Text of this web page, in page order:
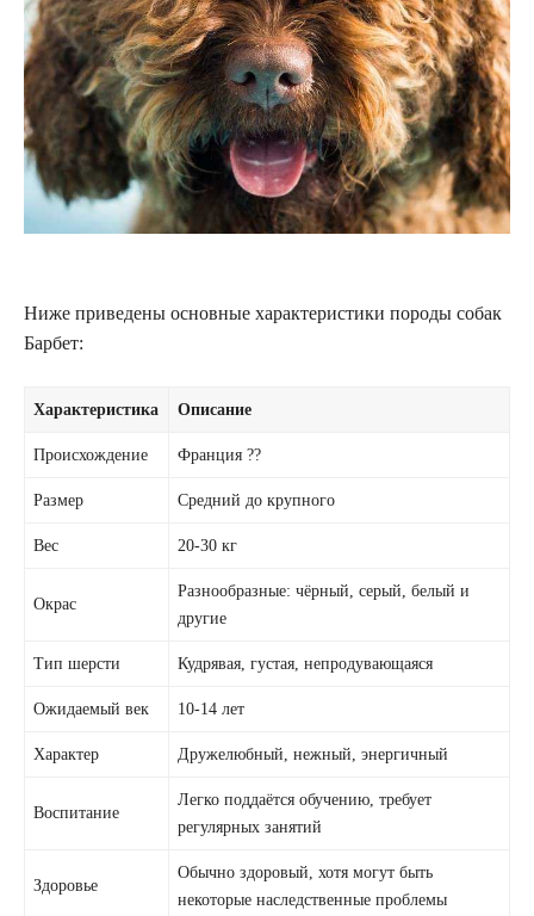
Ниже приведены основные характеристики породы собак
Барбет:
Характеристика Описание
Происхождение Франция ??
Размер Средний до крупного
Вес 20-30 кг
Окрас
Разнообразные: чёрный, серый, белый и
другие
Тип шерсти Кудрявая, густая, непродувающаяся
Ожидаемый век 10-14 лет
Характер Дружелюбный, нежный, энергичный
Воспитание
Легко поддаётся обучению, требует
регулярных занятий
Здоровье
Обычно здоровый, хотя могут быть
некоторые наследственные проблемы